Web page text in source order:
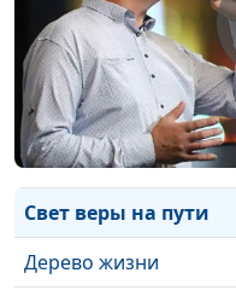
Ты - мои крылья
Не уходи
Напои меня
любовью
Свет веры на пути
Дерево жизни